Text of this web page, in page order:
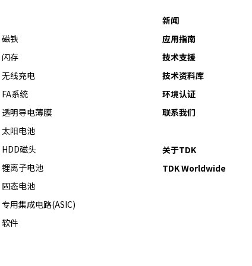
e
o
磁铁
闪存
无线充电
FA系统
透明导电薄膜
太阳电池
HDD磁头
锂离子电池
固态电池
专用集成电路(ASIC)
软件
新闻
应用指南
技术支援
技术资料库
环境认证
联系我们
关于TDK
TDK Worldwide